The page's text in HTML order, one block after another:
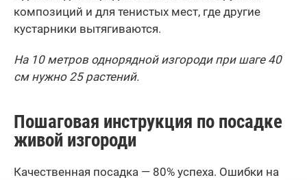
композиций и для тенистых мест, где другие
кустарники вытягиваются.
На 10 метров однорядной изгороди при шаге 40
см нужно 25 растений.
Пошаговая инструкция по посадке
живой изгороди
Качественная посадка — 80% успеха. Ошибки на